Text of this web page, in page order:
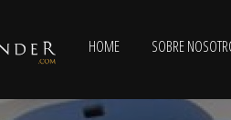
HOME SOBRE